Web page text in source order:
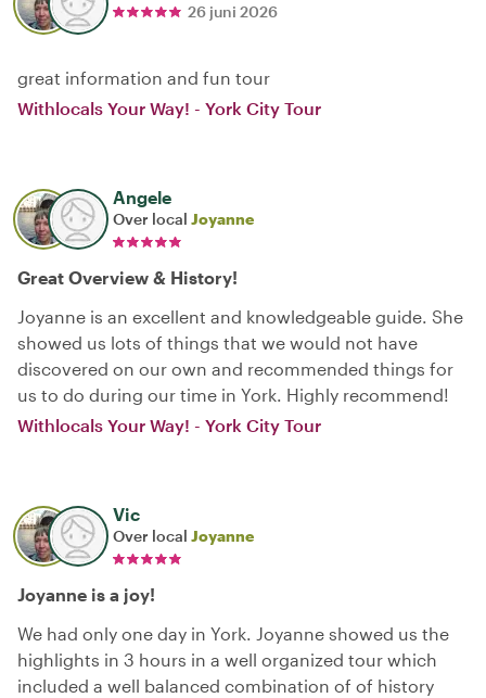
26 juni 2026
great information and fun tour
Withlocals Your Way! - York City Tour
Angele
Over local Joyanne
Great Overview & History!
Joyanne is an excellent and knowledgeable guide. She
showed us lots of things that we would not have
discovered on our own and recommended things for
us to do during our time in York. Highly recommend!
Withlocals Your Way! - York City Tour
Vic
Over local Joyanne
Joyanne is a joy!
We had only one day in York. Joyanne showed us the
highlights in 3 hours in a well organized tour which
included a well balanced combination of of history